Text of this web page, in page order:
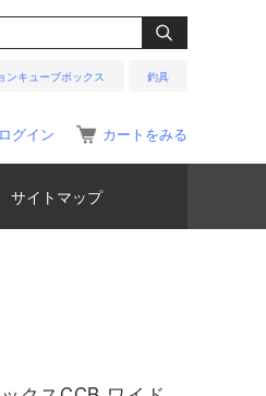
ンキューブボックス 釣具
グイン カートをみる
サイトマップ